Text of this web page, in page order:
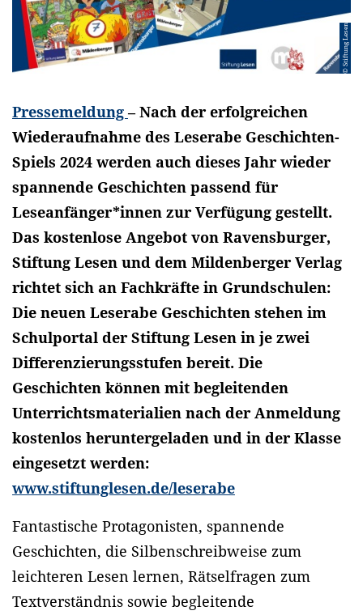
© Stiftung Lesen
Pressemeldung– Nach der erfolgreichen
Wiederaufnahme des Leserabe Geschichten-
Spiels 2024 werden auch dieses Jahr wieder
spannende Geschichten passend für
Leseanfänger*innen zur Verfügung gestellt.
Das kostenlose Angebot von Ravensburger,
Stiftung Lesen und dem Mildenberger Verlag
richtet sich an Fachkräfte in Grundschulen:
Die neuen Leserabe Geschichten stehen im
Schulportal der Stiftung Lesen in je zwei
Differenzierungsstufen bereit. Die
Geschichten können mit begleitenden
Unterrichtsmaterialien nach der Anmeldung
kostenlos heruntergeladen und in der Klasse
eingesetzt werden:
www.stiftunglesen.de/leserabe
Fantastische Protagonisten, spannende
Geschichten, die Silbenschreibweise zum
leichteren Lesen lernen, Rätselfragen zum
Textverständnis sowie begleitende